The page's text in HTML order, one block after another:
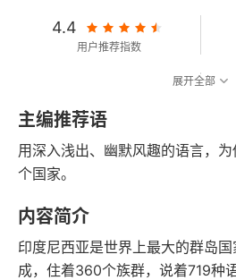
4.4
用户推荐指数
240千字
字数
展开全部
主编推荐语
用深入浅出、幽默风趣的语言，
个国家。
内容简介
印度尼西亚是世界上最大的群岛
成，住着360个族群，说着719种